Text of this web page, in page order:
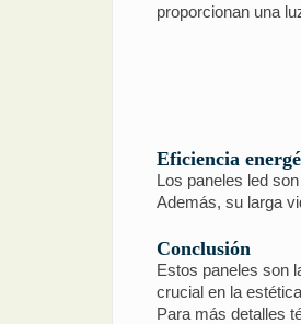
proporcionan una
Eficiencia
Los paneles led
Además, su larga
Conclusión
Estos paneles son
crucial en la
Para más detalles